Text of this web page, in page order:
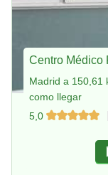
Centro Médico
Madrid a 150,61
como llegar
5,0